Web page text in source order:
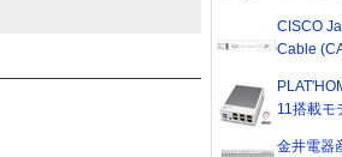
CISCO
Cable
11搭載モ
金井電器